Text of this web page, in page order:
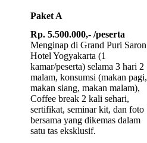
Paket A
Rp. 5.500.000,- /peserta
Menginap di Grand Puri Saron
Hotel Yogyakarta (1
kamar/peserta) selama 3 hari 2
malam, konsumsi (makan pagi,
makan siang, makan malam),
Coffee break 2 kali sehari,
sertifikat, seminar kit, dan foto
bersama yang dikemas dalam
satu tas eksklusif.